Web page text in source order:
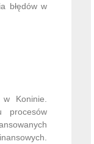
błędów w
Koninie.
procesów